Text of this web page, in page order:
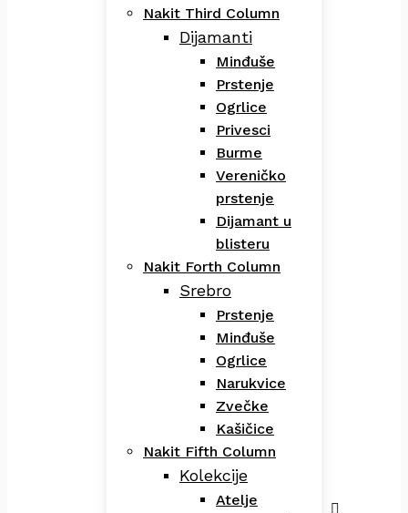
Nakit Third Column
Dijamanti
Minđuše
Prstenje
Ogrlice
Privesci
Burme
Vereničko
prstenje
Dijamant u
blisteru
Nakit Forth Column
Srebro
Prstenje
Minđuše
Ogrlice
Narukvice
Zvečke
Kašičice
Nakit Fifth Column
Kolekcije
Atelje